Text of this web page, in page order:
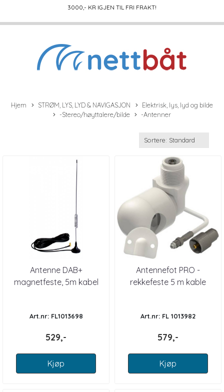
3000,- KR IGJEN TIL FRI FRAKT!
Hjem STRØM, LYS, LYD & NAVIGASJON
Elektrisk, lys, lyd og bilde
-Stereo/høyttalere/bilde
-Antenner
Antenne DAB+
magnetfeste, 5m kabel
Art.nr: FL1013698
529,-
Kjøp
Antennefot PRO -
rekkefeste 5 m kable
Art.nr: FL 1013982
579,-
Kjøp